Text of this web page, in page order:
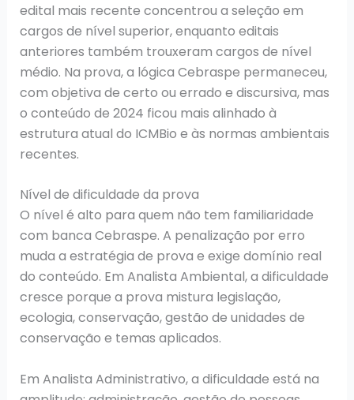
edital mais recente concentrou a seleção em
cargos de nível superior, enquanto editais
anteriores também trouxeram cargos de nível
médio. Na prova, a lógica Cebraspe permaneceu,
com objetiva de certo ou errado e discursiva, mas
o conteúdo de 2024 ficou mais alinhado à
estrutura atual do ICMBio e às normas ambientais
recentes.
Nível de dificuldade da prova
O nível é alto para quem não tem familiaridade
com banca Cebraspe. A penalização por erro
muda a estratégia de prova e exige domínio real
do conteúdo. Em Analista Ambiental, a dificuldade
cresce porque a prova mistura legislação,
ecologia, conservação, gestão de unidades de
conservação e temas aplicados.
Em Analista Administrativo, a dificuldade está na